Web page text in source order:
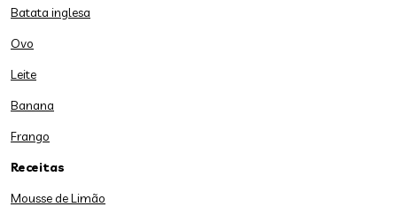
Batata inglesa
Ovo
Leite
Banana
Frango
Receitas
Mousse de Limão